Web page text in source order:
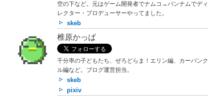
空の下など。元はゲーム開発者でナムコ→バンナムでディ
レクター・プロデューサーやってました。
skeb
椎原かっぱ
千分率の子どもたち、ぜろどらま！エリン編、カーバンク
ル編など。ブログ運営担当。
skeb
pixiv